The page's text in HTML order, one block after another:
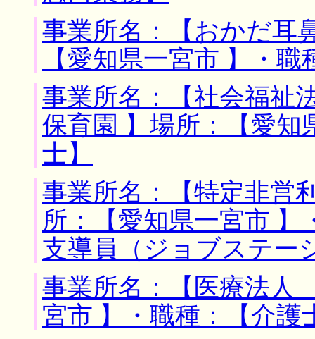
事業所名：【おかだ耳
【愛知県一宮市 】・
事業所名：【社会福
保育園 】場所：【愛知
士】
事業所名：【特定非営
所：【愛知県一宮市 】
支導員（ジョブステー
事業所名：【医療法人
宮市 】・職種：【介護